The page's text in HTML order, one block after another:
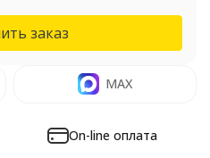
заказ
MAX
On-line оплата